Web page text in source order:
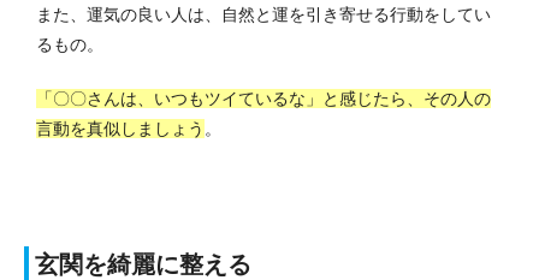
また、運気の良い人は、自然と運を引き寄せる行動をしてい
るもの。
「〇〇さんは、いつもツイているな」と感じたら、その人の
言動を真似しましょう 。
玄関を綺麗に整える